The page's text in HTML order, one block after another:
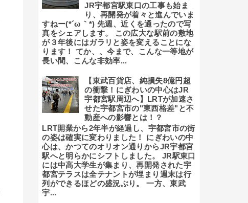
JR宇都宮駅東口の工事も始ま
り、再開発が着々と進んでいま
すねー(*´ω｀*) 先週、近くを通ったので写
真をシェアします。 この広大な駅前の敷地
が３年後にはガラリと姿を変えることにな
ります！ てか、、今まで、こんな一等地が
長い間、こんな非効率...
【東武百貨店、純損失8億円超
の衝撃！にぎわいの中心はJR
宇都宮駅周辺へ】LRTが加速さ
せた宇都宮市の"東西格差"と不
動産への影響とは！？
LRT開業から2年半が経過し、宇都宮市の街
の姿は確実に変わりました！ にぎわいの中
心は、かつてのオリオン通りからJR宇都宮
駅へと明らかにシフトしました。 JR駅東口
には中高大学生が集まり、再開発された宇
都宮テラスは全テナントが埋まり週末は行
列ができるほどの盛況ぶり。 一方、東武
宇...